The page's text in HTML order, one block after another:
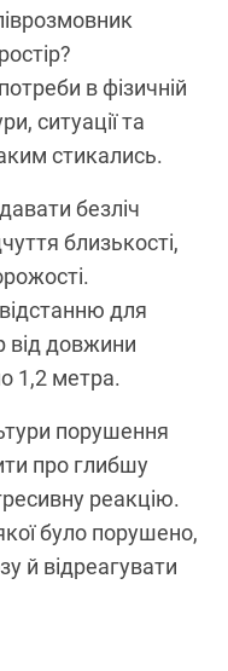
в фізичній
ситуації та
стикались.
безліч
близькості,
для
від довжини
1,2 метра.
порушення
про глибшу
реакцію.
було порушено,
й відреагувати